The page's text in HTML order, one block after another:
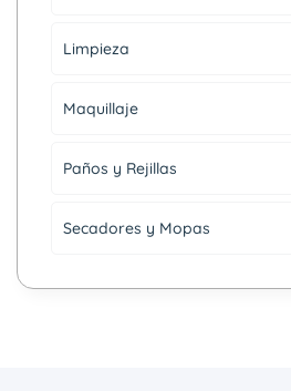
Limpieza
Maquillaje
Paños y Rejillas
Secadores y Mopas